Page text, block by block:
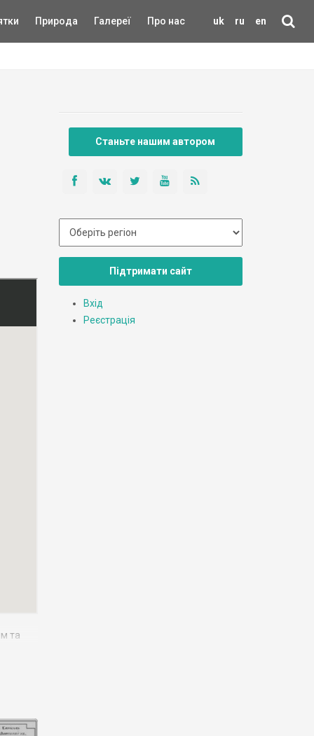
uk ru en
Природа Галереї Про нас
та
Станьте нашим автором
Підтримати сайт
Вхід
Реєстрація